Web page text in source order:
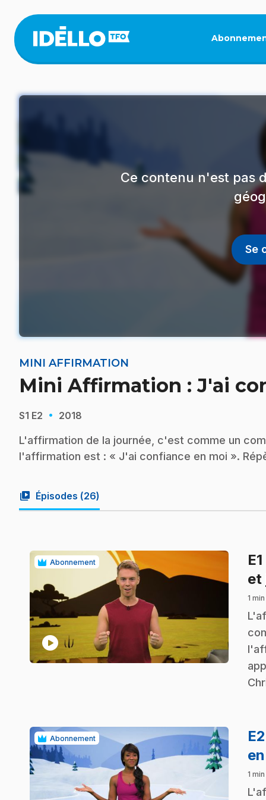
contenu
principal
Ce contenu n'est pas
Se
MINI AFFIRMATION
Mini Affirmation : J'ai
S1 E2 · 2018
L'affirmation de la journée, c'est comme un
l'affirmation est : « J'ai confiance en moi ».
video_library Épisodes (26)
Abonnement
play_circle
E1
et
1
.
Abonnement E2
1
.